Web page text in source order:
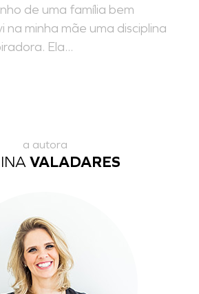
de uma família bem
na minha mãe uma disciplina
Ela...
a autora
VALADARES